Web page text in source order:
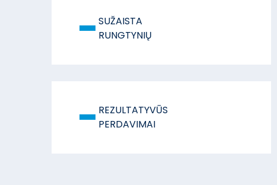
- SUŽAISTA
RUNGTYNIŲ
- REZULTATYVŪS
PERDAVIMAI